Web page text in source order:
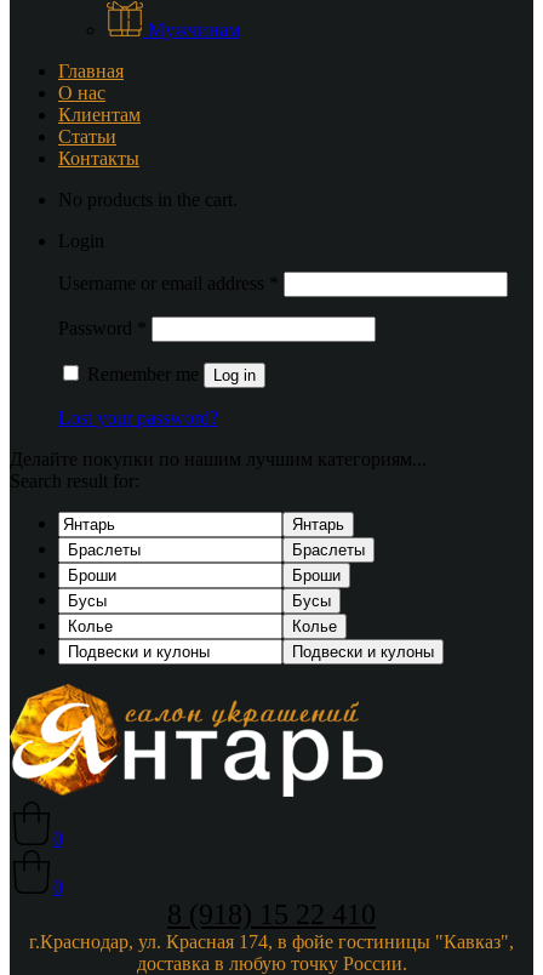
Мужчинам
Главная
О нас
Клиентам
Статьи
Контакты
No products in the cart.
Login
Username or email address
Password
Remember me Log in
Lost your password?
Делайте покупки по нашим лучшим категориям...
Search result for:
Янтарь
Браслеты
Броши
Бусы
Колье
Подвески и кулоны
0
0
8 (918) 15 22 410
г.Краснодар, ул. Красная 174, в фойе гостиницы "Кавказ",
доставка в любую точку России.